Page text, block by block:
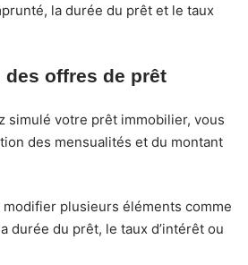
la durée du prêt et le taux
des offres de prêt
simulé votre prêt immobilier, vous
des mensualités et du montant
plusieurs éléments comme
durée du prêt, le taux d’intérêt ou